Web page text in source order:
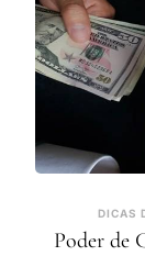
DICAS
Poder de